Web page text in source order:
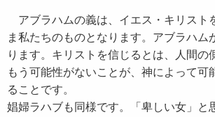
アブラハムの義は、イエス・キリスト
ま私たちのものとなります。アブラハム
ります。キリストを信じるとは、人間の
もう可能性がないことが、神によって可
ることです。
娼婦ラハブも同様です。「卑しい女」と